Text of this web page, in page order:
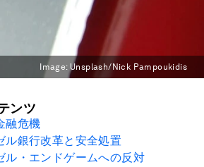
Image: Unsplash/Nick Pampoukidis
ンツ
融危機
ル銀行改革と安全処置
ル・エンドゲームへの反対